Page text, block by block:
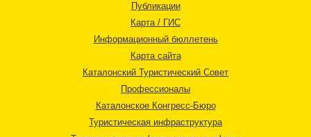
Публикации
Карта / ГИС
Информационный бюллетень
Карта сайта
Каталонский Туристический Совет
Профессионалы
Каталонское Конгресс-Бюро
Туристическая инфраструктура